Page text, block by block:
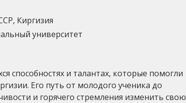
Киргизия
университет
способностях и талантах, которые помогли
Его путь от молодого ученика до
и горячего стремления изменить свою